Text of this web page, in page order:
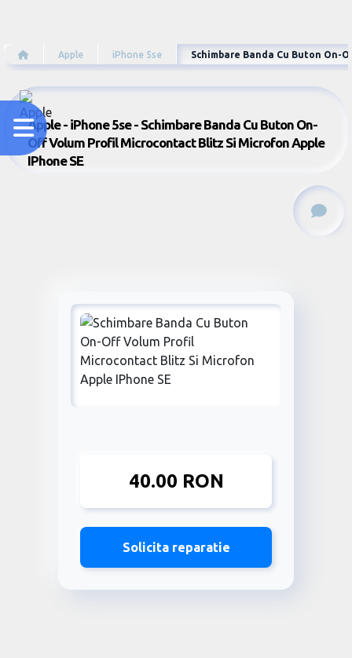
Apple iPhone 5se Schimbare Banda Cu Buton On-
Apple - iPhone 5se - Schimbare Banda Cu Buton On-
Off Volum Profil Microcontact Blitz Si Microfon Apple
IPhone SE
40.00 RON
Solicita reparatie